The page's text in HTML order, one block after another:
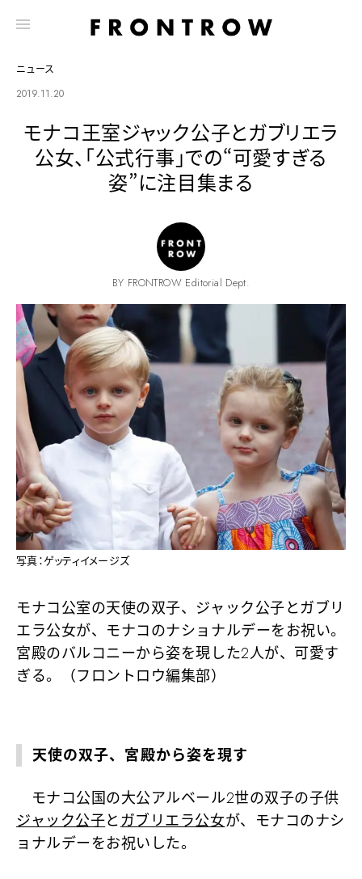
ニュース
2019.11.20
モナコ王室ジャック公子とガブリエラ
公女、「公式行事」での“可愛すぎる
姿”に注目集まる
BY FRONTROW Editorial Dept.
写真：ゲッティイメージズ
モナコ公室の天使の双子、ジャック公子とガブリ
エラ公女が、モナコのナショナルデーをお祝い。
宮殿のバルコニーから姿を現した2人が、可愛す
ぎる。（フロントロウ編集部）
天使の双子、宮殿から姿を現す
モナコ公国の大公アルベール2世の双子の子供
ジャック公子とガブリエラ公女が、モナコのナシ
ョナルデーをお祝いした。